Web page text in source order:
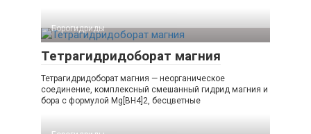
Борогидриды‎
Тетрагидридоборат магния
Тетрагидридоборат магния — неорганическое
соединение, комплексный смешанный гидрид магния и
бора с формулой Mg[BH4]2, бесцветные